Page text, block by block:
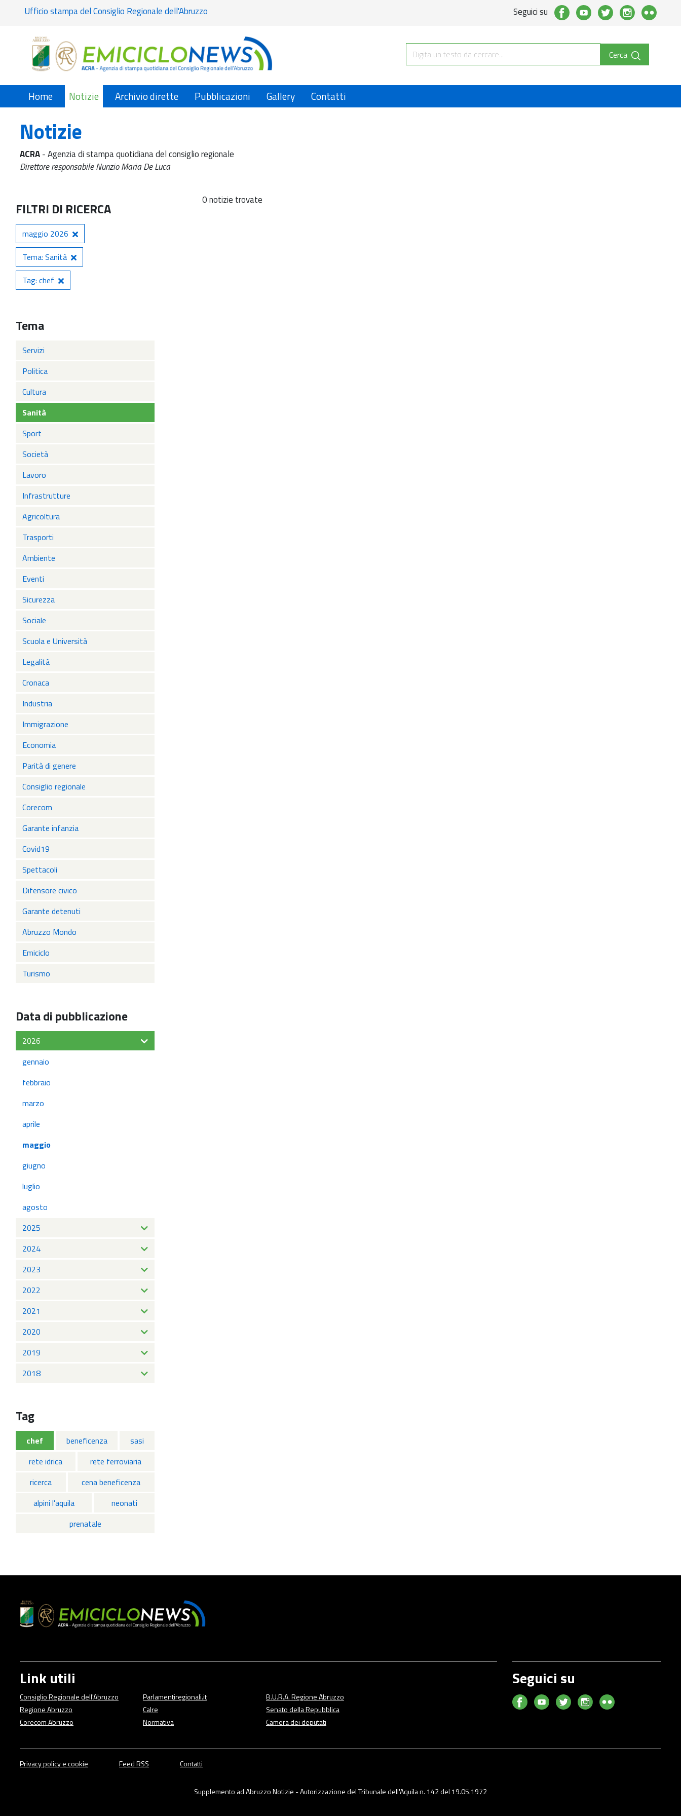
Ufficio stampa del Consiglio Regionale dell'Abruzzo Seguici su
Cerca
Home Notizie Archivio dirette Pubblicazioni Gallery Contatti
Notizie
ACRA- Agenzia di stampa quotidiana del consiglio regionale
Direttore responsabile Nunzio Maria De Luca
FILTRI DI RICERCA
maggio 2026
Tema: Sanità
Tag: chef
Tema
Servizi
Politica
Cultura
Sanità
Sport
Società
Lavoro
Infrastrutture
Agricoltura
Trasporti
Ambiente
Eventi
Sicurezza
Sociale
Scuola e Università
Legalità
Cronaca
Industria
Immigrazione
Economia
Parità di genere
Consiglio regionale
Corecom
Garante infanzia
Covid19
Spettacoli
Difensore civico
Garante detenuti
Abruzzo Mondo
Emiciclo
Turismo
Data di pubblicazione
2026
gennaio
febbraio
marzo
aprile
maggio
giugno
luglio
agosto
2025
2024
2023
2022
2021
2020
2019
2018
Tag
chef beneficenza
sasi
rete idrica
rete ferroviaria
ricerca
cena beneficenza
alpini l'aquila
neonati
prenatale
0 notizie trovate
Link utili
Consiglio Regionale dell'Abruzzo
Regione Abruzzo
Corecom Abruzzo
Parlamentiregionali.it
Calre
Normativa
B.U.R.A. Regione Abruzzo
Senato della Repubblica
Camera dei deputati
Seguici su
Privacy policy e cookie Feed RSS Contatti
Supplemento ad Abruzzo Notizie - Autorizzazione del Tribunale dell'Aquila n. 142 del 19.05.1972